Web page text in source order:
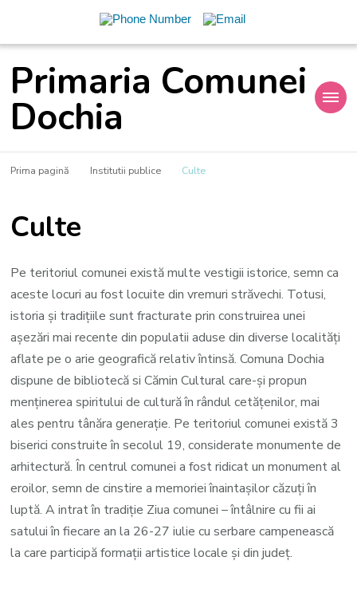
Primaria Comunei
Dochia
Prima pagină Institutii publice Culte
Culte
Pe teritoriul comunei există multe vestigii istorice, semn ca
aceste locuri au fost locuite din vremuri străvechi. Totusi,
istoria şi tradiţiile sunt fracturate prin construirea unei
aşezări mai recente din populatii aduse din diverse localităţi
aflate pe o arie geografică relativ întinsă. Comuna Dochia
dispune de bibliotecă si Cămin Cultural care-şi propun
menţinerea spiritului de cultură în rândul cetăţenilor, mai
ales pentru tânăra generaţie. Pe teritoriul comunei există 3
biserici construite în secolul 19, considerate monumente de
arhitectură. În centrul comunei a fost ridicat un monument al
eroilor, semn de cinstire a memoriei înaintaşilor căzuţi în
luptă. A intrat în tradiţie Ziua comunei – întâlnire cu fii ai
satului în fiecare an la 26-27 iulie cu serbare campenească
la care participă formaţii artistice locale şi din judeţ.